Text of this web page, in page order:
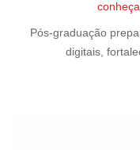
Pós-graduação
digitais,